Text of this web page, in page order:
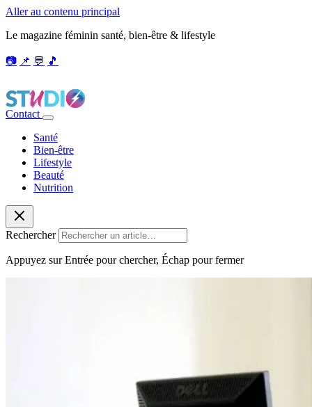
Aller au contenu principal
Le magazine féminin santé, bien-être & lifestyle
📷 📌 💬 🎵
Contact
Santé
Bien-être
Lifestyle
Beauté
Nutrition
Rechercher
Appuyez sur Entrée pour chercher, Échap pour fermer